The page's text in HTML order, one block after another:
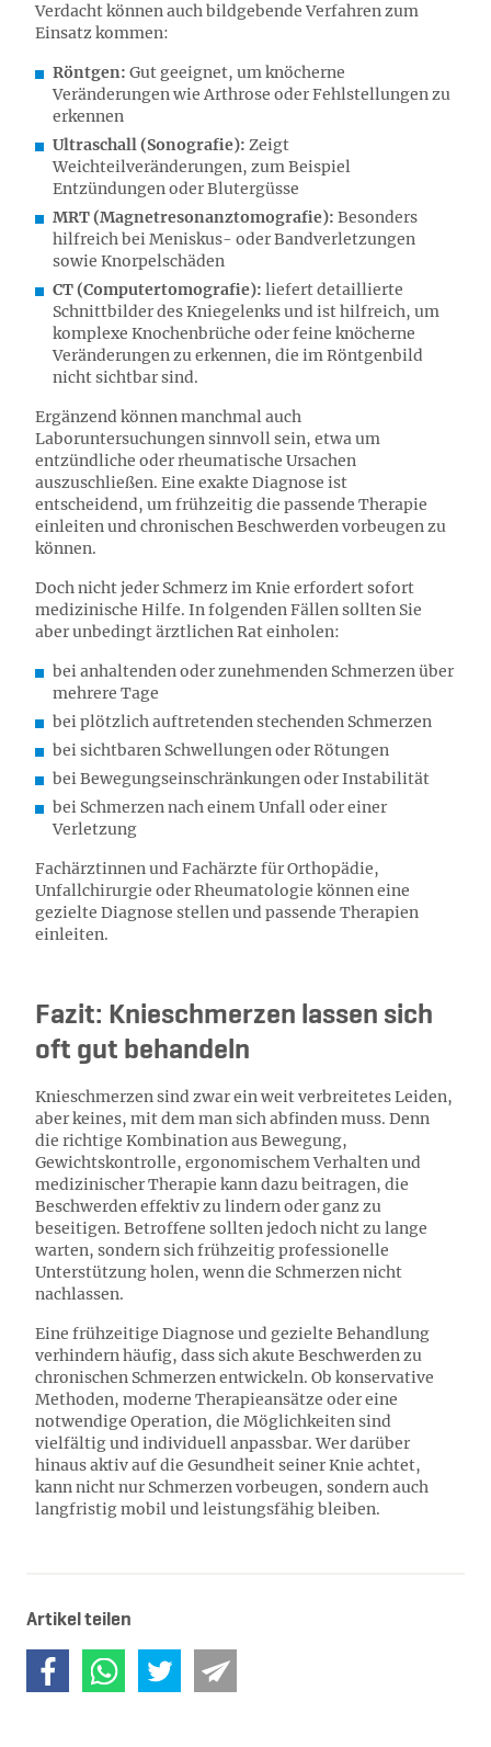
Verdacht können auch bildgebende Verfahren zum
Einsatz kommen:
Röntgen: Gut geeignet, um knöcherne
Veränderungen wie Arthrose oder Fehlstellungen zu
erkennen
Ultraschall (Sonografie): Zeigt
Weichteilveränderungen, zum Beispiel
Entzündungen oder Blutergüsse
MRT (Magnetresonanztomografie): Besonders
hilfreich bei Meniskus- oder Bandverletzungen
sowie Knorpelschäden
CT (Computertomografie): liefert detaillierte
Schnittbilder des Kniegelenks und ist hilfreich, um
komplexe Knochenbrüche oder feine knöcherne
Veränderungen zu erkennen, die im Röntgenbild
nicht sichtbar sind.
Ergänzend können manchmal auch
Laboruntersuchungen sinnvoll sein, etwa um
entzündliche oder rheumatische Ursachen
auszuschließen. Eine exakte Diagnose ist
entscheidend, um frühzeitig die passende Therapie
einleiten und chronischen Beschwerden vorbeugen zu
können.
Doch nicht jeder Schmerz im Knie erfordert sofort
medizinische Hilfe. In folgenden Fällen sollten Sie
aber unbedingt ärztlichen Rat einholen:
bei anhaltenden oder zunehmenden Schmerzen über
mehrere Tage
bei plötzlich auftretenden stechenden Schmerzen
bei sichtbaren Schwellungen oder Rötungen
bei Bewegungseinschränkungen oder Instabilität
bei Schmerzen nach einem Unfall oder einer
Verletzung
Fachärztinnen und Fachärzte für Orthopädie,
Unfallchirurgie oder Rheumatologie können eine
gezielte Diagnose stellen und passende Therapien
einleiten.
Fazit: Knieschmerzen lassen sich
oft gut behandeln
Knieschmerzen sind zwar ein weit verbreitetes Leiden,
aber keines, mit dem man sich abfinden muss. Denn
die richtige Kombination aus Bewegung,
Gewichtskontrolle, ergonomischem Verhalten und
medizinischer Therapie kann dazu beitragen, die
Beschwerden effektiv zu lindern oder ganz zu
beseitigen. Betroffene sollten jedoch nicht zu lange
warten, sondern sich frühzeitig professionelle
Unterstützung holen, wenn die Schmerzen nicht
nachlassen.
Eine frühzeitige Diagnose und gezielte Behandlung
verhindern häufig, dass sich akute Beschwerden zu
chronischen Schmerzen entwickeln. Ob konservative
Methoden, moderne Therapieansätze oder eine
notwendige Operation, die Möglichkeiten sind
vielfältig und individuell anpassbar. Wer darüber
hinaus aktiv auf die Gesundheit seiner Knie achtet,
kann nicht nur Schmerzen vorbeugen, sondern auch
langfristig mobil und leistungsfähig bleiben.
Artikel teilen